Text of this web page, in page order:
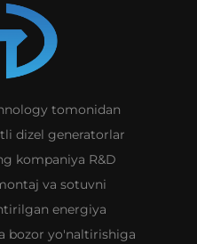
tomonidan
dizel generatorlar
kompaniya R&D
va sotuvni
energiya
bozor yo'naltirishiga